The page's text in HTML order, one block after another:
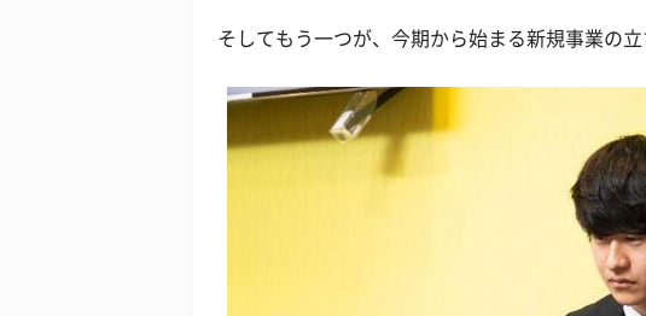
そしてもう一つが、今期から始まる新規事業の